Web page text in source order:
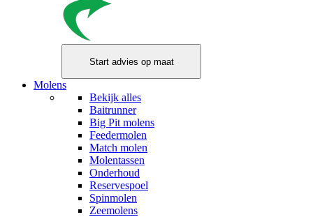
Molens
Bekijk alles
Baitrunner
Big Pit molens
Feedermolen
Match molen
Molentassen
Onderhoud
Reservespoel
Spinmolen
Zeemolens